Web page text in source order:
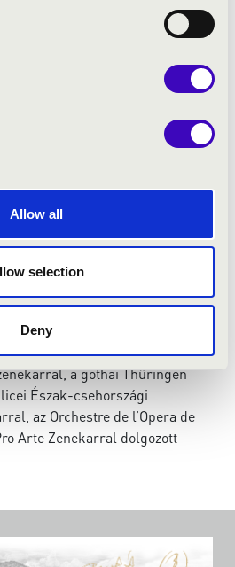
Allow all
selection
Deny
de Musique-ben tanult tovább,
pedig „Diplôme Superieur
vezénylést tanult a bécsi
Egyetemen. Erasmus-
karmesteri képzésén vett
Luisi, Bertrand de Billy,
Martin Hoff, Markus Frank és
kell megemlítenünk.
Kamarazenekarral, a
Filharmonikus Zenekarral, a
Filharmonikus Zenekarral, a
a gothai Thüringen
Észak-csehországi
az Orchestre de l’Opera de
Arte Zenekarral dolgozott